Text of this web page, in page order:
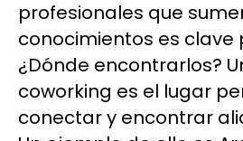
profesionales que
conocimientos es clave
¿Dónde encontrarlos?
coworking es el lugar
conectar y encontrar